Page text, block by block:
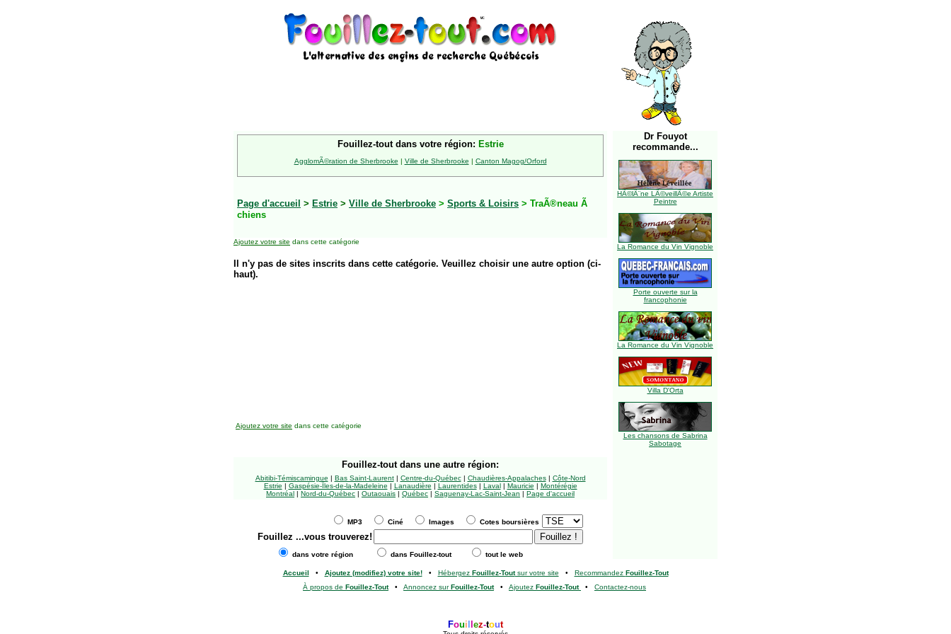
Fouillez-tout dans votre région: Estrie
AgglomÃ©ration de Sherbrooke | Ville de Sherbrooke | Canton Magog/Orford
Page d'accueil > Estrie > Ville de Sherbrooke > Sports & Loisirs > TraÃ®neau Ã
chiens
Ajoutez votre site dans cette catégorie
Il n'y pas de sites inscrits dans cette catégorie. Veuillez choisir une autre option (ci-
haut).
Dr Fouyot
recommande...
HÃ©lÃ¨ne LÃ©veillÃ©e Artiste
Peintre
La Romance du Vin Vignoble
Porte ouverte sur la
francophonie
La Romance du Vin Vignoble
Villa D'Orta
Les chansons de Sabrina
Sabotage
Ajoutez votre site dans cette catégorie
Fouillez-tout dans une autre région:
Abitibi-Témiscamingue | Bas Saint-Laurent| Centre-du-Québec| Chaudières-Appalaches| Côte-Nord
Estrie | Gaspésie-Îles-de-la-Madeleine | Lanaudière | Laurentides| Laval| Mauricie | Montérégie
Montréal | Nord-du-Québec | Outaouais | Québec | Saguenay-Lac-Saint-Jean | Page d'accueil
MP3 Ciné Images Cotes boursières
Fouillez ...vous trouverez!
dans votre région dans Fouillez-tout tout le web
Accueil • Ajoutez (modifiez) votre site!• Hébergez Fouillez-Toutsur votre site • Recommandez Fouillez-Tout
À propos de Fouillez-Tout• Annoncez surFouillez-Tout• Ajoutez Fouillez-Tout • Contactez-nous
Foui ez-tout